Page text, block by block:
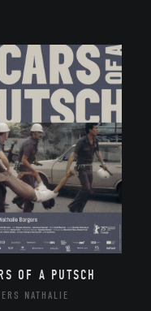
OF A PUTSCH
NATHALIE